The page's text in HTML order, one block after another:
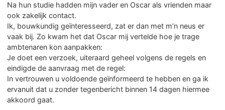
Na hun studie hadden mijn vader en Oscar als vrienden maar
ook zakelijk contact.
Ik, bouwkundig geïnteresseerd, zat er dan met m’n neus er
vaak bij. Zo kwam het dat Oscar mij vertelde hoe je trage
ambtenaren kon aanpakken:
Je doet een verzoek, uiteraard geheel volgens de regels en
eindigde de aanvraag met de regel:
In vertrouwen u voldoende geïnformeerd te hebben en ga ik
ervanuit dat u zonder tegenbericht binnen 14 dagen hiermee
akkoord gaat.